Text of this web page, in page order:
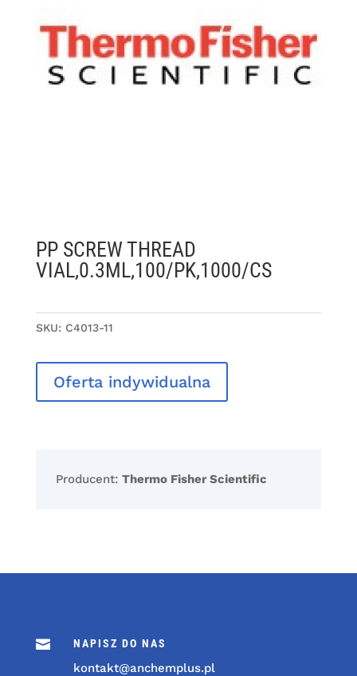
PP SCREW THREAD
VIAL,0.3ML,100/PK,1000/CS
SKU: C4013-11
Oferta indywidualna
Producent: Thermo Fisher Scientific
 NAPISZ DO NAS
kontakt@anchemplus.pl